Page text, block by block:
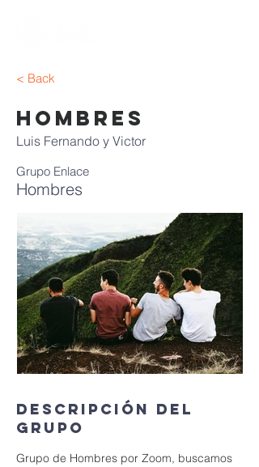
< Back
Hombres
Luis Fernando y Victor
Grupo Enlace
Hombres
Descripción del
grupo
Grupo de Hombres por Zoom, buscamos